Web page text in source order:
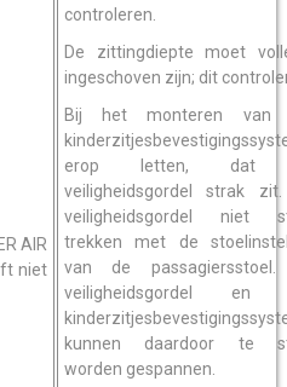
AIR
niet
controleren.
De zittingdiepte moet
ingeschoven zijn; dit
Bij het monteren van
erop letten, dat
veiligheidsgordel strak
veiligheidsgordel niet
trekken met de
van de passagiersstoel.
veiligheidsgordel en
kunnen daardoor te
worden gespannen.